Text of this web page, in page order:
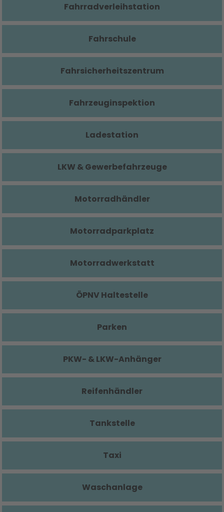
Fahrradverleihstation
Fahrschule
Fahrsicherheitszentrum
Fahrzeuginspektion
Ladestation
LKW & Gewerbefahrzeuge
Motorradhändler
Motorradparkplatz
Motorradwerkstatt
ÖPNV Haltestelle
Parken
PKW- & LKW-Anhänger
Reifenhändler
Tankstelle
Taxi
Waschanlage